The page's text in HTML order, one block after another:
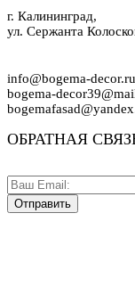
г. Калининград,
ул. Сержанта
info@bogema-decor.ru
bogema-
ОБРАТНАЯ